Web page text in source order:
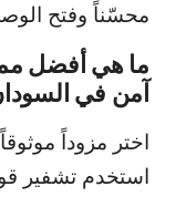
محسّناً وفتح
آمن في
اختر مزوداً